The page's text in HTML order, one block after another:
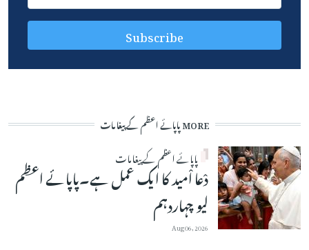
MORE پاپائے اعظم کے پیغامات
پاپائے اعظم کے پیغامات
دْعا اْمید کا ایک عمل ہے۔پاپائے اعظم
لیو چہاردہم
Aug 06, 2026